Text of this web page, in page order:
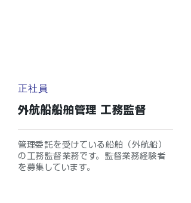
正社員
外航船船舶管理 工務監督
管理委託を受けている船舶（外航船）
の工務監督業務です。監督業務経験者
を募集しています。